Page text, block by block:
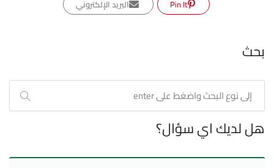
Pin It
البريد الإلكتروني
بحث
هل لديك اي سؤال؟